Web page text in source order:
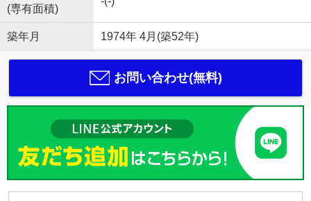
(専有面積)
築年月 1974年 4月(築52年)
お問い合わせ(無料)